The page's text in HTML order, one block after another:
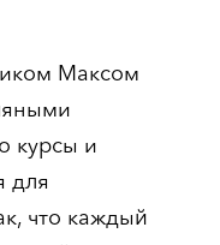
Максом
курсы и
для
что каждый